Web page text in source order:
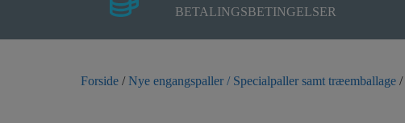
BETALINGSBETINGELSER
Forside /Nye engangspaller / Specialpaller samt træemballage /